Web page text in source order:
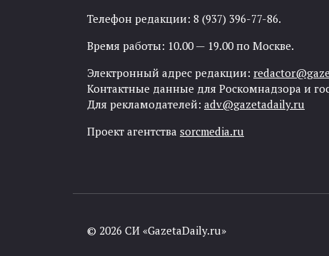
Телефон редакции: 8 (937) 396-77-86.
Время работы: 10.00 — 19.00 по Москве.
Электронный адрес редакции:
Контактные данные для Роскомнадзора и
Для рекламодателей: adv@gazetadaily.ru
Проект агентства sorcmedia.ru
© 2026 СИ «GazetaDaily.ru»